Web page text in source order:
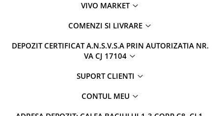
VIVO MARKET
COMENZI SI LIVRARE
DEPOZIT CERTIFICAT A.N.S.V.S.A PRIN AUTORIZATIA NR.
VA CJ 17104
SUPORT CLIENTI
CONTUL MEU